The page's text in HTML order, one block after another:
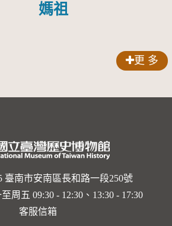
媽祖
更 多
臺南市安南區長和路一段250號
周五 09:30 - 12:30、13:30 - 17:30
客服信箱